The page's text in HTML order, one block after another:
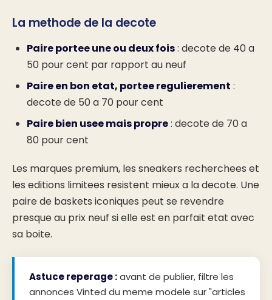
La methode de la decote
Paire portee une ou deux fois: decote de 40 a
50 pour cent par rapport au neuf
Paire en bon etat, portee regulierement :
decote de 50 a 70 pour cent
Paire bien usee mais propre: decote de 70 a
80 pour cent
Les marques premium, les sneakers recherchees et
les editions limitees resistent mieux a la decote. Une
paire de baskets iconiques peut se revendre
presque au prix neuf si elle est en parfait etat avec
sa boite.
Astuce reperage :avant de publier, filtre les
annonces Vinted du meme modele sur "articles